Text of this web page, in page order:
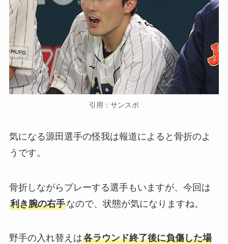
引用：サンスポ
気になる源田選手の怪我は報道によると骨折のよ
うです。
骨折しながらプレーする選手もいますが、今回は
利き腕の右手なので、状態が気になりますね。
野手の入れ替えは各ラウンド終了後に負傷した場